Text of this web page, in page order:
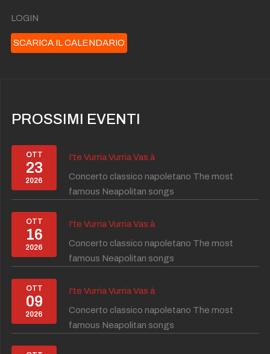
LOGIN
SCARICA IL CALENDARIO
PROSSIMI EVENTI
OTT
23
2026
I'te Vurria Vurria Vas à
Concerto classico napoletano The most
famous Neapolitan songs
OTT
16
2026
I'te Vurria Vurria Vas à
Concerto classico napoletano The most
famous Neapolitan songs
OTT
09
2026
I'te Vurria Vurria Vas à
Concerto classico napoletano The most
famous Neapolitan songs